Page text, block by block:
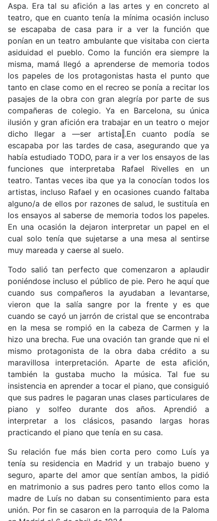
Aspa. Era tal su afición a las artes y en concreto al
teatro, que en cuanto tenía la mínima ocasión incluso
se escapaba de casa para ir a ver la función que
ponían en un teatro ambulante que visitaba con cierta
asiduidad el pueblo. Como la función era siempre la
misma, mamá llegó a aprenderse de memoria todos
los papeles de los protagonistas hasta el punto que
tanto en clase como en el recreo se ponía a recitar los
pasajes de la obra con gran alegría por parte de sus
compañeras de colegio. Ya en Barcelona, su única
ilusión y gran afición era trabajar en un teatro o mejor
dicho llegar a ―ser artista‖.En cuanto podía se
escapaba por las tardes de casa, asegurando que ya
había estudiado TODO, para ir a ver los ensayos de las
funciones que interpretaba Rafael Rivelles en un
teatro. Tantas veces iba que ya la conocían todos los
artistas, incluso Rafael y en ocasiones cuando faltaba
alguno/a de ellos por razones de salud, le sustituía en
los ensayos al saberse de memoria todos los papeles.
En una ocasión la dejaron interpretar un papel en el
cual solo tenía que sujetarse a una mesa al sentirse
muy mareada y caerse al suelo.
Todo salió tan perfecto que comenzaron a aplaudir
poniéndose incluso el público de pie. Pero he aquí que
cuando sus compañeros la ayudaban a levantarse,
vieron que la salía sangre por la frente y es que
cuando se cayó un jarrón de cristal que se encontraba
en la mesa se rompió en la cabeza de Carmen y la
hizo una brecha. Fue una ovación tan grande que ni el
mismo protagonista de la obra daba crédito a su
maravillosa interpretación. Aparte de esta afición,
también la gustaba mucho la música. Tal fue su
insistencia en aprender a tocar el piano, que consiguió
que sus padres le pagaran unas clases particulares de
piano y solfeo durante dos años. Aprendió a
interpretar a los clásicos, pasando largas horas
practicando el piano que tenía en su casa.
Su relación fue más bien corta pero como Luís ya
tenía su residencia en Madrid y un trabajo bueno y
seguro, aparte del amor que sentían ambos, la pidió
en matrimonio a sus padres pero tanto ellos como la
madre de Luís no daban su consentimiento para esta
unión. Por fin se casaron en la parroquia de la Paloma